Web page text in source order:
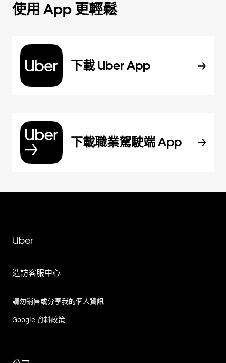
使用 App 更輕鬆
下載 Uber App
下載職業駕駛端 App
Uber
造訪客服中心
請勿銷售或分享我的個人資訊
Google 資料政策